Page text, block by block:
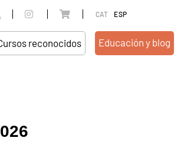
CAT ESP
reconocidos Educación y blog